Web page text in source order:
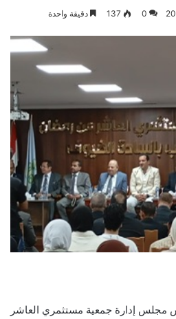
0
137 دقيقة واحدة
مجلس إدارة جمعية مستثمري العاشر